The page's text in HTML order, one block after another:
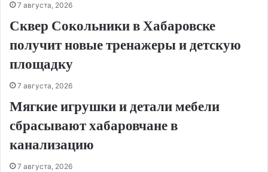
7 августа, 2026
Сквер Сокольники в Хабаровске
получит новые тренажеры и детскую
площадку
7 августа, 2026
Мягкие игрушки и детали мебели
сбрасывают хабаровчане в
канализацию
7 августа, 2026